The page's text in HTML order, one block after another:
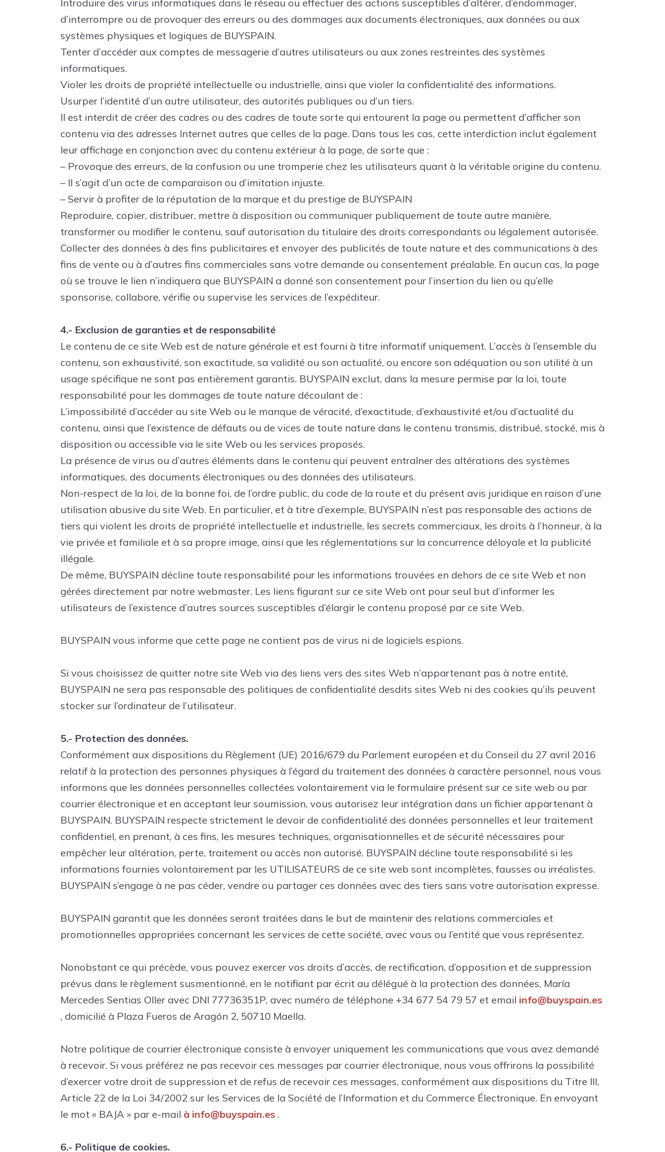
Introduire des virus informatiques dans le réseau ou effectuer des actions susceptibles d’altérer, d’endommager,
d’interrompre ou de provoquer des erreurs ou des dommages aux documents électroniques, aux données ou aux
systèmes physiques et logiques de BUYSPAIN.
Tenter d’accéder aux comptes de messagerie d’autres utilisateurs ou aux zones restreintes des systèmes
informatiques.
Violer les droits de propriété intellectuelle ou industrielle, ainsi que violer la confidentialité des informations.
Usurper l’identité d’un autre utilisateur, des autorités publiques ou d’un tiers.
Il est interdit de créer des cadres ou des cadres de toute sorte qui entourent la page ou permettent d’afficher son
contenu via des adresses Internet autres que celles de la page. Dans tous les cas, cette interdiction inclut également
leur affichage en conjonction avec du contenu extérieur à la page, de sorte que :
– Provoque des erreurs, de la confusion ou une tromperie chez les utilisateurs quant à la véritable origine du contenu.
– Il s’agit d’un acte de comparaison ou d’imitation injuste.
– Servir à profiter de la réputation de la marque et du prestige de BUYSPAIN
Reproduire, copier, distribuer, mettre à disposition ou communiquer publiquement de toute autre manière,
transformer ou modifier le contenu, sauf autorisation du titulaire des droits correspondants ou légalement autorisée.
Collecter des données à des fins publicitaires et envoyer des publicités de toute nature et des communications à des
fins de vente ou à d’autres fins commerciales sans votre demande ou consentement préalable. En aucun cas, la page
où se trouve le lien n’indiquera que BUYSPAIN a donné son consentement pour l’insertion du lien ou qu’elle
sponsorise, collabore, vérifie ou supervise les services de l’expéditeur.
4.- Exclusion de garanties et de responsabilité
Le contenu de ce site Web est de nature générale et est fourni à titre informatif uniquement. L’accès à l’ensemble du
contenu, son exhaustivité, son exactitude, sa validité ou son actualité, ou encore son adéquation ou son utilité à un
usage spécifique ne sont pas entièrement garantis. BUYSPAIN exclut, dans la mesure permise par la loi, toute
responsabilité pour les dommages de toute nature découlant de :
L’impossibilité d’accéder au site Web ou le manque de véracité, d’exactitude, d’exhaustivité et/ou d’actualité du
contenu, ainsi que l’existence de défauts ou de vices de toute nature dans le contenu transmis, distribué, stocké, mis à
disposition ou accessible via le site Web ou les services proposés.
La présence de virus ou d’autres éléments dans le contenu qui peuvent entraîner des altérations des systèmes
informatiques, des documents électroniques ou des données des utilisateurs.
Non-respect de la loi, de la bonne foi, de l’ordre public, du code de la route et du présent avis juridique en raison d’une
utilisation abusive du site Web. En particulier, et à titre d’exemple, BUYSPAIN n’est pas responsable des actions de
tiers qui violent les droits de propriété intellectuelle et industrielle, les secrets commerciaux, les droits à l’honneur, à la
vie privée et familiale et à sa propre image, ainsi que les réglementations sur la concurrence déloyale et la publicité
illégale.
De même, BUYSPAIN décline toute responsabilité pour les informations trouvées en dehors de ce site Web et non
gérées directement par notre webmaster. Les liens figurant sur ce site Web ont pour seul but d’informer les
utilisateurs de l’existence d’autres sources susceptibles d’élargir le contenu proposé par ce site Web.
BUYSPAIN vous informe que cette page ne contient pas de virus ni de logiciels espions.
Si vous choisissez de quitter notre site Web via des liens vers des sites Web n’appartenant pas à notre entité,
BUYSPAIN ne sera pas responsable des politiques de confidentialité desdits sites Web ni des cookies qu’ils peuvent
stocker sur l’ordinateur de l’utilisateur.
5.- Protection des données.
Conformément aux dispositions du Règlement (UE) 2016/679 du Parlement européen et du Conseil du 27 avril 2016
relatif à la protection des personnes physiques à l’égard du traitement des données à caractère personnel, nous vous
informons que les données personnelles collectées volontairement via le formulaire présent sur ce site web ou par
courrier électronique et en acceptant leur soumission, vous autorisez leur intégration dans un fichier appartenant à
BUYSPAIN. BUYSPAIN respecte strictement le devoir de confidentialité des données personnelles et leur traitement
confidentiel, en prenant, à ces fins, les mesures techniques, organisationnelles et de sécurité nécessaires pour
empêcher leur altération, perte, traitement ou accès non autorisé. BUYSPAIN décline toute responsabilité si les
informations fournies volontairement par les UTILISATEURS de ce site web sont incomplètes, fausses ou irréalistes.
BUYSPAIN s’engage à ne pas céder, vendre ou partager ces données avec des tiers sans votre autorisation expresse.
BUYSPAIN garantit que les données seront traitées dans le but de maintenir des relations commerciales et
promotionnelles appropriées concernant les services de cette société, avec vous ou l’entité que vous représentez.
Nonobstant ce qui précède, vous pouvez exercer vos droits d’accès, de rectification, d’opposition et de suppression
prévus dans le règlement susmentionné, en le notifiant par écrit au délégué à la protection des données, María
Mercedes Sentias Oller avec DNI 77736351P, avec numéro de téléphone +34 677 54 79 57 et email info@buyspain.es
, domicilié à Plaza Fueros de Aragón 2, 50710 Maella.
Notre politique de courrier électronique consiste à envoyer uniquement les communications que vous avez demandé
à recevoir. Si vous préférez ne pas recevoir ces messages par courrier électronique, nous vous offrirons la possibilité
d’exercer votre droit de suppression et de refus de recevoir ces messages, conformément aux dispositions du Titre III,
Article 22 de la Loi 34/2002 sur les Services de la Société de l’Information et du Commerce Électronique. En envoyant
le mot « BAJA » par e-mail à info@buyspain.es .
6.- Politique de cookies.